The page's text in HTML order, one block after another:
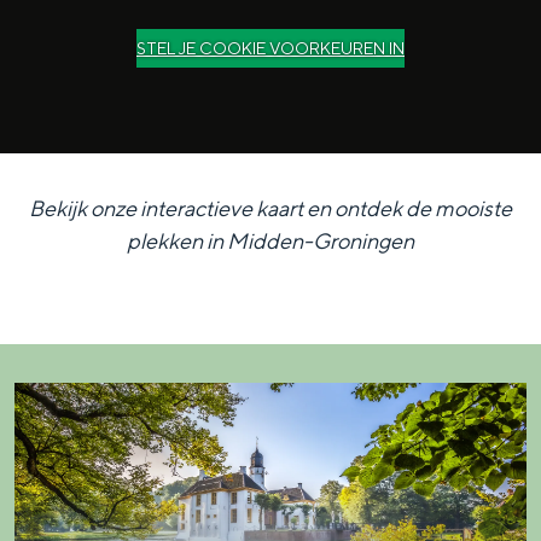
STEL JE COOKIE VOORKEUREN IN
Bekijk onze interactieve kaart en ontdek de mooiste
plekken in Midden-Groningen
F
r
a
e